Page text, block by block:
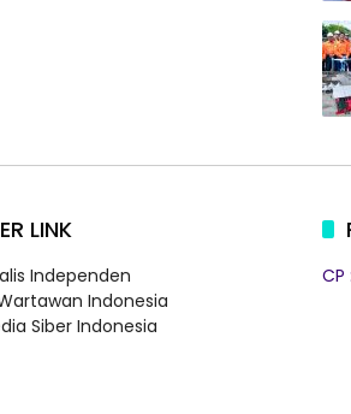
LINK
Independen
Indonesia
Siber Indonesia